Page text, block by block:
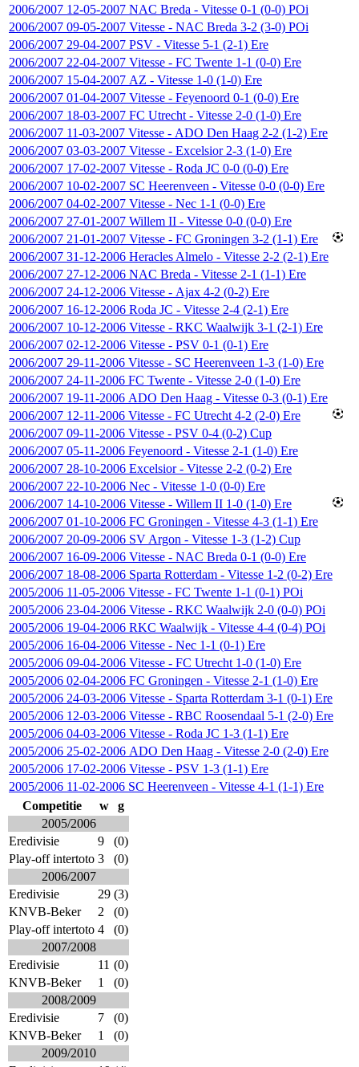
2006/2007 12-05-2007 NAC Breda - Vitesse 0-1 (0-0) POi
2006/2007 09-05-2007 Vitesse - NAC Breda 3-2 (3-0) POi
2006/2007 29-04-2007 PSV - Vitesse 5-1 (2-1) Ere
2006/2007 22-04-2007 Vitesse - FC Twente 1-1 (0-0) Ere
2006/2007 15-04-2007 AZ - Vitesse 1-0 (1-0) Ere
2006/2007 01-04-2007 Vitesse - Feyenoord 0-1 (0-0) Ere
2006/2007 18-03-2007 FC Utrecht - Vitesse 2-0 (1-0) Ere
2006/2007 11-03-2007 Vitesse - ADO Den Haag 2-2 (1-2) Ere
2006/2007 03-03-2007 Vitesse - Excelsior 2-3 (1-0) Ere
2006/2007 17-02-2007 Vitesse - Roda JC 0-0 (0-0) Ere
2006/2007 10-02-2007 SC Heerenveen - Vitesse 0-0 (0-0) Ere
2006/2007 04-02-2007 Vitesse - Nec 1-1 (0-0) Ere
2006/2007 27-01-2007 Willem II - Vitesse 0-0 (0-0) Ere
2006/2007 21-01-2007 Vitesse - FC Groningen 3-2 (1-1) Ere
2006/2007 31-12-2006 Heracles Almelo - Vitesse 2-2 (2-1) Ere
2006/2007 27-12-2006 NAC Breda - Vitesse 2-1 (1-1) Ere
2006/2007 24-12-2006 Vitesse - Ajax 4-2 (0-2) Ere
2006/2007 16-12-2006 Roda JC - Vitesse 2-4 (2-1) Ere
2006/2007 10-12-2006 Vitesse - RKC Waalwijk 3-1 (2-1) Ere
2006/2007 02-12-2006 Vitesse - PSV 0-1 (0-1) Ere
2006/2007 29-11-2006 Vitesse - SC Heerenveen 1-3 (1-0) Ere
2006/2007 24-11-2006 FC Twente - Vitesse 2-0 (1-0) Ere
2006/2007 19-11-2006 ADO Den Haag - Vitesse 0-3 (0-1) Ere
2006/2007 12-11-2006 Vitesse - FC Utrecht 4-2 (2-0) Ere
2006/2007 09-11-2006 Vitesse - PSV 0-4 (0-2) Cup
2006/2007 05-11-2006 Feyenoord - Vitesse 2-1 (1-0) Ere
2006/2007 28-10-2006 Excelsior- Vitesse 2-2 (0-2) Ere
2006/2007 22-10-2006 Nec - Vitesse 1-0 (0-0) Ere
2006/2007 14-10-2006 Vitesse - Willem II 1-0 (1-0) Ere
2006/2007 01-10-2006 FC Groningen - Vitesse 4-3 (1-1) Ere
2006/2007 20-09-2006 SV Argon - Vitesse 1-3 (1-2) Cup
2006/2007 16-09-2006 Vitesse - NAC Breda 0-1 (0-0) Ere
2006/2007 18-08-2006 Sparta Rotterdam - Vitesse 1-2 (0-2) Ere
2005/2006 11-05-2006 Vitesse - FC Twente 1-1 (0-1) POi
2005/2006 23-04-2006 Vitesse - RKC Waalwijk 2-0 (0-0) POi
2005/2006 19-04-2006 RKC Waalwijk - Vitesse 4-4 (0-4) POi
2005/2006 16-04-2006 Vitesse - Nec 1-1 (0-1) Ere
2005/2006 09-04-2006 Vitesse - FC Utrecht 1-0 (1-0) Ere
2005/2006 02-04-2006 FC Groningen - Vitesse 2-1 (1-0) Ere
2005/2006 24-03-2006 Vitesse - Sparta Rotterdam 3-1 (0-1) Ere
2005/2006 12-03-2006 Vitesse - RBC Roosendaal 5-1 (2-0) Ere
2005/2006 04-03-2006 Vitesse - Roda JC 1-3 (1-1) Ere
2005/2006 25-02-2006 ADO Den Haag - Vitesse 2-0 (2-0) Ere
2005/2006 17-02-2006 Vitesse - PSV 1-3 (1-1) Ere
2005/2006 11-02-2006 SC Heerenveen - Vitesse 4-1 (1-1) Ere
Competitie
w
g
2005/2006
Eredivisie
9
(0)
Play-off intertoto 3
(0)
2006/2007
Eredivisie
29 (3)
KNVB-Beker
2
(0)
Play-off intertoto 4
(0)
2007/2008
Eredivisie
11 (0)
KNVB-Beker
1
(0)
2008/2009
Eredivisie
7
(0)
KNVB-Beker
1
(0)
2009/2010